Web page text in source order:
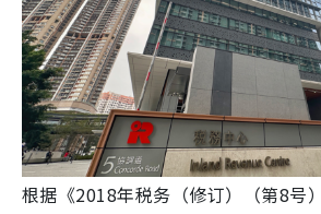
根据《2018年税务（修订）（第8号